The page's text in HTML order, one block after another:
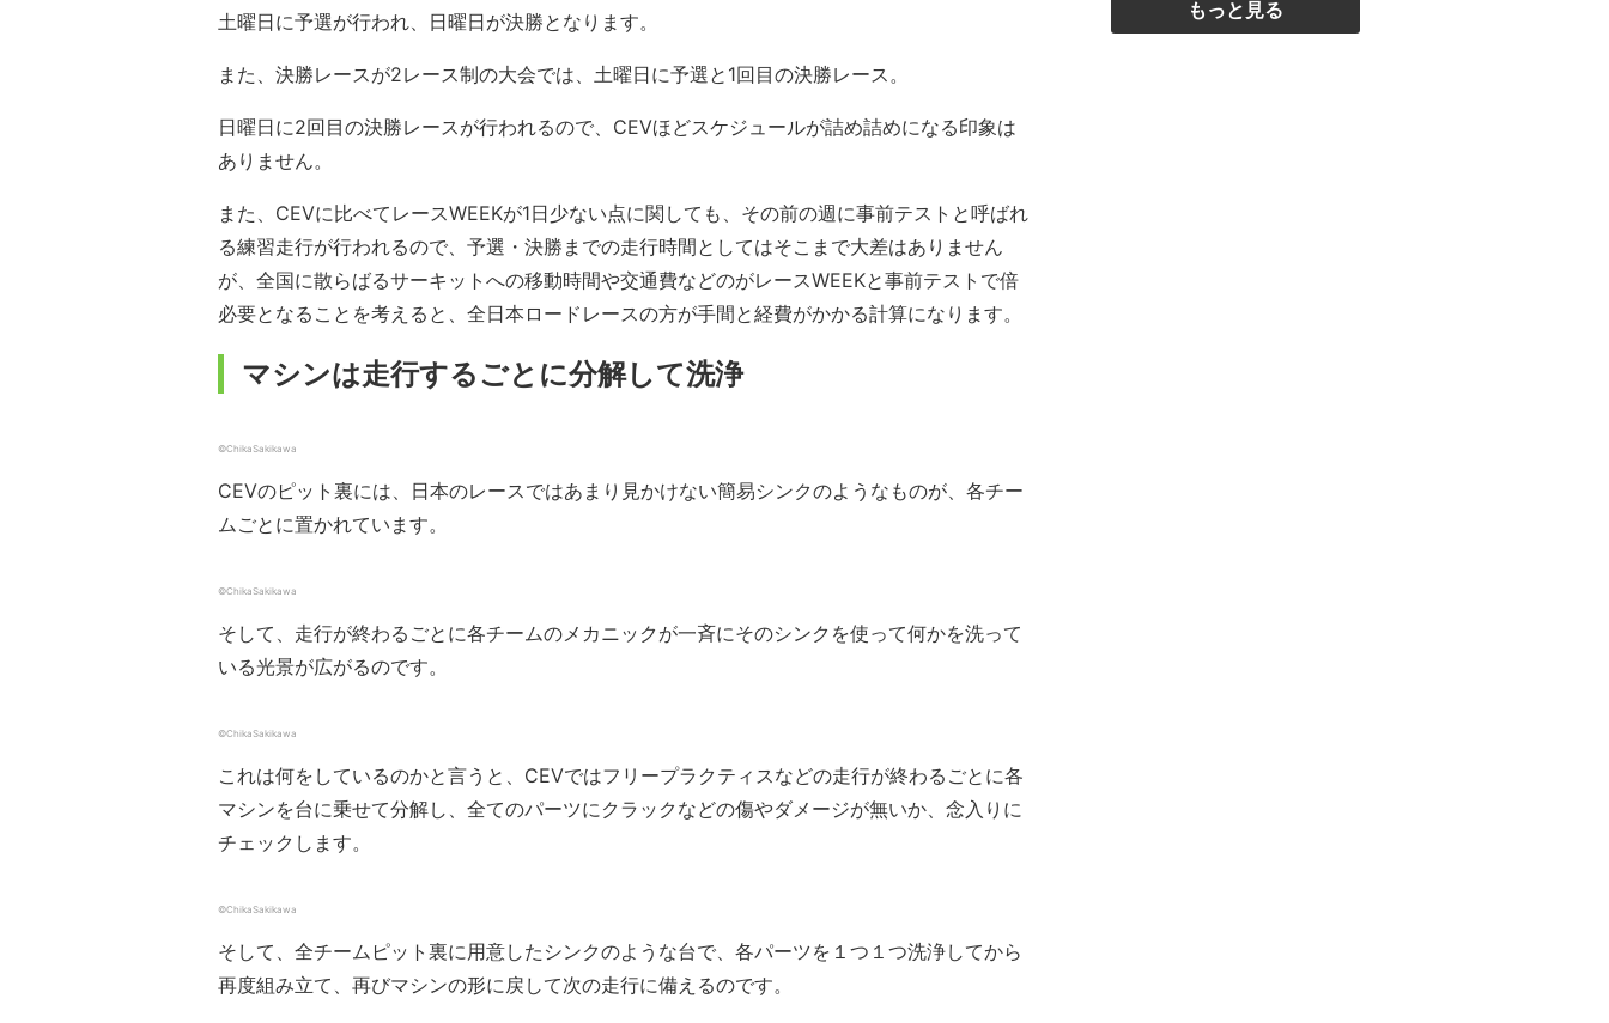
土曜日に予選が行われ、日曜日が決勝となります。
また、決勝レースが2レース制の大会では、土曜日に予選と1回目の決勝レース。
日曜日に2回目の決勝レースが行われるので、CEVほどスケジュールが詰め詰めになる印象は
ありません。
また、CEVに比べてレースWEEKが1日少ない点に関しても、その前の週に事前テストと呼ばれ
る練習走行が行われるので、予選・決勝までの走行時間としてはそこまで大差はありません
が、全国に散らばるサーキットへの移動時間や交通費などのがレースWEEKと事前テストで倍
必要となることを考えると、全日本ロードレースの方が手間と経費がかかる計算になります。
マシンは走行するごとに分解して洗浄
©ChikaSakikawa
CEVのピット裏には、日本のレースではあまり見かけない簡易シンクのようなものが、各チー
ムごとに置かれています。
©ChikaSakikawa
そして、走行が終わるごとに各チームのメカニックが一斉にそのシンクを使って何かを洗って
いる光景が広がるのです。
©ChikaSakikawa
これは何をしているのかと言うと、CEVではフリープラクティスなどの走行が終わるごとに各
マシンを台に乗せて分解し、全てのパーツにクラックなどの傷やダメージが無いか、念入りに
チェックします。
©ChikaSakikawa
そして、全チームピット裏に用意したシンクのような台で、各パーツを１つ１つ洗浄してから
再度組み立て、再びマシンの形に戻して次の走行に備えるのです。
もっと見る